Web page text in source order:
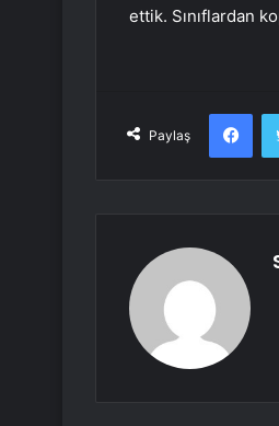
ettik. Sınıflardan
Paylaş